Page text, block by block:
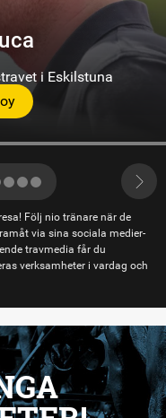
i Eskilstuna
Följ nio tränare när de
via sina sociala medier-
travmedia får du
verksamheter i vardag och